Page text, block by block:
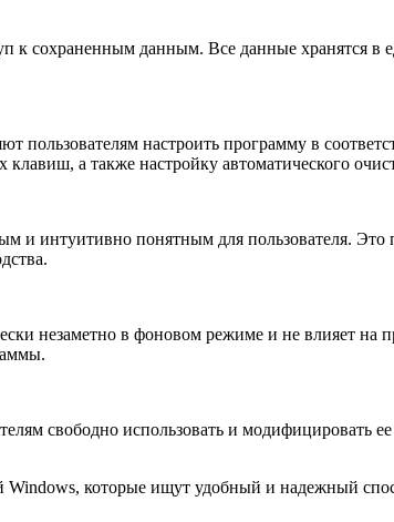
к сохраненным данным. Все данные хранятся в
пользователям настроить программу в
а также настройку автоматического
интуитивно понятным для пользователя. Это
незаметно в фоновом режиме и не влияет на
свободно использовать и модифицировать
которые ищут удобный и надежный